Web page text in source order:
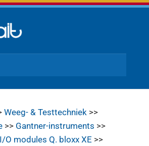
Weeg- & Testtechniek>>
>> Gantner-instruments >>
I/O modules Q. bloxx XE >>